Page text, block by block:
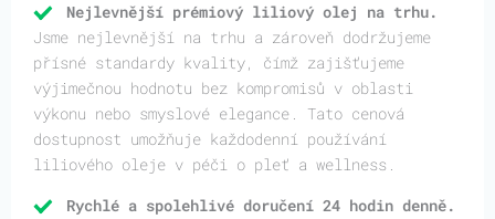
Nejlevnější prémiový liliový olej na trhu.
Jsme nejlevnější na trhu a zároveň dodržujeme
přísné standardy kvality, čímž zajišťujeme
výjimečnou hodnotu bez kompromisů v oblasti
výkonu nebo smyslové elegance. Tato cenová
dostupnost umožňuje každodenní používání
liliového oleje v péči o pleť a wellness.
Rychlé a spolehlivé doručení 24 hodin denně.